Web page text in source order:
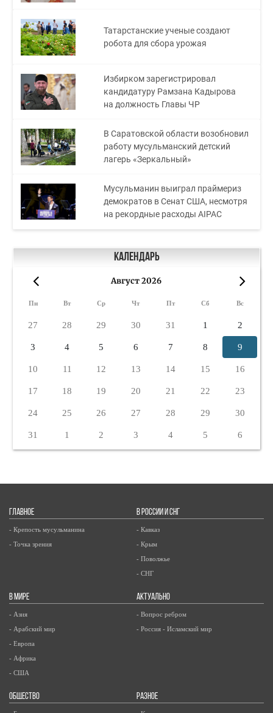
Татарстанские ученые создают
робота для сбора урожая
Избирком зарегистрировал
кандидатуру Рамзана Кадырова
на должность Главы ЧР
В Саратовской области возобновил
работу мусульманский детский
лагерь «Зеркальный»
Мусульманин выиграл праймериз
демократов в Сенат США, несмотря
на рекордные расходы AIPAC
Календарь
Август 2026
Пн Вт Ср Чт Пт Сб Вс
27 28 29 30 31 1 2
3 4 5 6 7 8 9
10 11 12 13 14 15 16
17 18 19 20 21 22 23
24 25 26 27 28 29 30
31 1 2 3 4 5 6
ГЛАВНОЕ
- Крепость мусульманина
- Точка зрения
В РОССИИ И СНГ
- Кавказ
- Крым
- Поволжье
- СНГ
В МИРЕ
- Азия
- Арабский мир
- Европа
- Африка
- США
АКТУАЛЬНО
- Вопрос ребром
- Россия - Исламский мир
ОБЩЕСТВО РАЗНОЕ